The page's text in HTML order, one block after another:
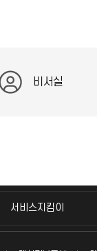
비서실
서비스지킴이